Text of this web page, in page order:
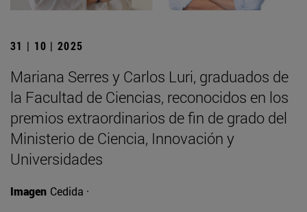
31 | 10 | 2025
Mariana Serres y Carlos Luri, graduados de
la Facultad de Ciencias, reconocidos en los
premios extraordinarios de fin de grado del
Ministerio de Ciencia, Innovación y
Universidades
Imagen Cedida ·